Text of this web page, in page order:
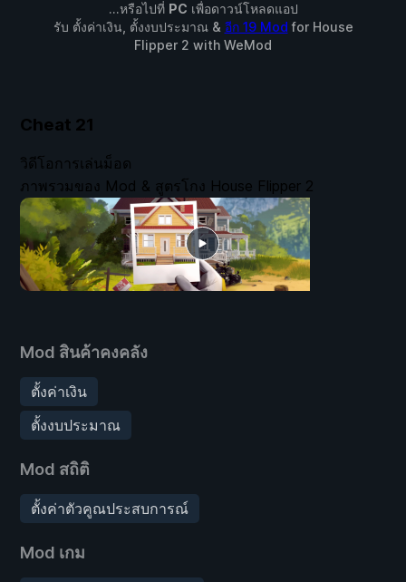
...หรือไปที่ PC เพื่อดาวน์โหลดแอป
รับ ตั้งค่าเงิน, ตั้งงบประมาณ & อีก 19 Mod for House
Flipper 2 with WeMod
Cheat 21
Mod สินค้าคงคลัง
ตั้งค่าเงิน
ตั้งงบประมาณ
Mod สถิติ
ตั้งค่าตัวคูณประสบการณ์
Mod เกม
วิดีโอการเล่นม็อด
ภาพรวมของ Mod & สูตรโกง House Flipper 2